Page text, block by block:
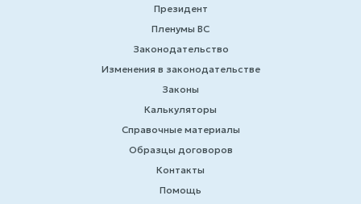
Президент
Пленумы ВС
Законодательство
Изменения в законодательстве
Законы
Калькуляторы
Справочные материалы
Образцы договоров
Контакты
Помощь